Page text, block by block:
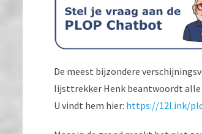
De meest bijzondere
lijsttrekker Henk beantwoordt alle
U vindt hem hier: https://12l.ink/